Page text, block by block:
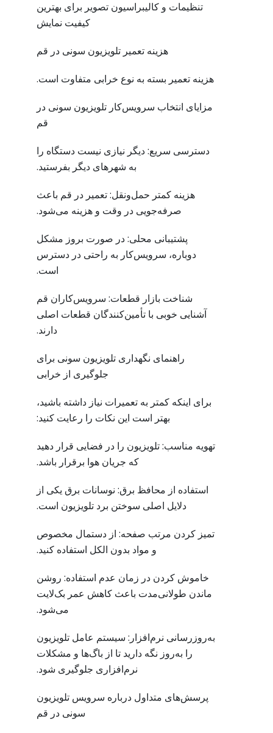
تنظیمات و کالیبراسیون تصویر برای بهترین
کیفیت نمایش
هزینه تعمیر تلویزیون سونی در قم
هزینه تعمیر بسته به نوع خرابی متفاوت است.
مزایای انتخاب سرویس‌کار تلویزیون سونی در
قم
دسترسی سریع: دیگر نیازی نیست دستگاه را
به شهرهای دیگر بفرستید.
هزینه کمتر حمل‌ونقل: تعمیر در قم باعث
صرفه‌جویی در وقت و هزینه می‌شود.
پشتیبانی محلی: در صورت بروز مشکل
دوباره، سرویس‌کار به راحتی در دسترس
است.
شناخت بازار قطعات: سرویس‌کاران قم
آشنایی خوبی با تأمین‌کنندگان قطعات اصلی
دارند.
راهنمای نگهداری تلویزیون سونی برای
جلوگیری از خرابی
برای اینکه کمتر به تعمیرات نیاز داشته باشید،
بهتر است این نکات را رعایت کنید:
تهویه مناسب: تلویزیون را در فضایی قرار دهید
که جریان هوا برقرار باشد.
استفاده از محافظ برق: نوسانات برق یکی از
دلایل اصلی سوختن برد تلویزیون است.
تمیز کردن مرتب صفحه: از دستمال مخصوص
و مواد بدون الکل استفاده کنید.
خاموش کردن در زمان عدم استفاده: روشن
ماندن طولانی‌مدت باعث کاهش عمر بک‌لایت
می‌شود.
به‌روزرسانی نرم‌افزار: سیستم عامل تلویزیون
را به‌روز نگه دارید تا از باگ‌ها و مشکلات
نرم‌افزاری جلوگیری شود.
پرسش‌های متداول درباره سرویس تلویزیون
سونی در قم